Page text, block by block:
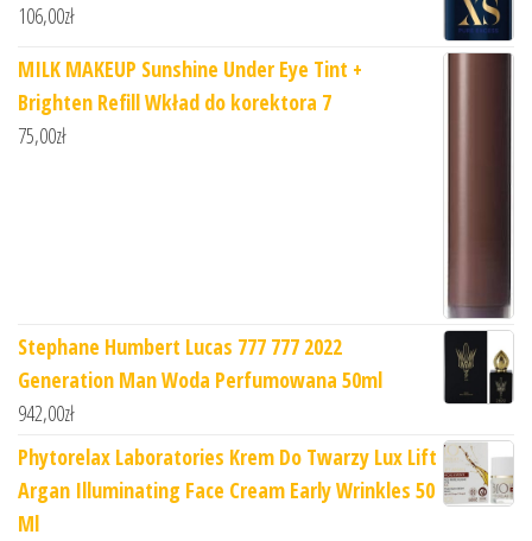
106,00zł
MILK MAKEUP Sunshine Under Eye Tint +
Brighten Refill Wkład do korektora 7
75,00zł
Stephane Humbert Lucas 777 777 2022
Generation Man Woda Perfumowana 50ml
942,00zł
Phytorelax Laboratories Krem Do Twarzy Lux Lift
Argan Illuminating Face Cream Early Wrinkles 50
Ml